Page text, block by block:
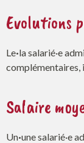
Evolutions
Le·la salarié·e
complémentaires,
Salaire
Un·une salarié·e